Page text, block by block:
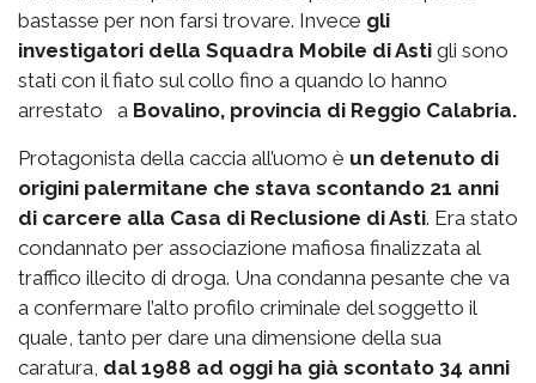
bastasse per non farsi trovare. Invece gli
investigatori della Squadra Mobile di Asti gli sono
stati con il fiato sul collo fino a quando lo hanno
arrestato a Bovalino, provincia di Reggio Calabria.
Protagonista della caccia all’uomo è un detenuto di
origini palermitane che stava scontando 21 anni
di carcere alla Casa di Reclusione di Asti. Era stato
condannato per associazione mafiosa finalizzata al
traffico illecito di droga. Una condanna pesante che va
a confermare l’alto profilo criminale del soggetto il
quale, tanto per dare una dimensione della sua
caratura, dal 1988 ad oggi ha già scontato 34 anni